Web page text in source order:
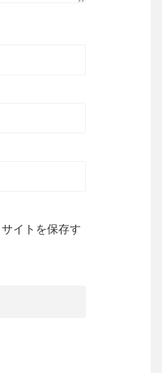
イトを保存す